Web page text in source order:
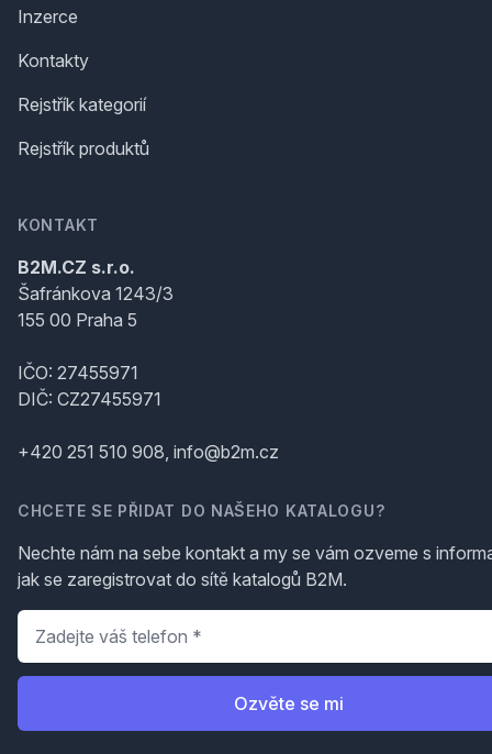
Inzerce
Kontakty
Rejstřík kategorií
Rejstřík produktů
KONTAKT
B2M.CZ s.r.o.
Šafránkova 1243/3
155 00 Praha 5
IČO: 27455971
DIČ: CZ27455971
+420 251 510 908, info@b2m.cz
CHCETE SE PŘIDAT DO NAŠEHO KATALOGU?
Nechte nám na sebe kontakt a my se vám ozveme s
jak se zaregistrovat do sítě katalogů B2M.
Telefon
Ozvěte se mi